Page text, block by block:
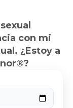
con mi
¿Estoy a